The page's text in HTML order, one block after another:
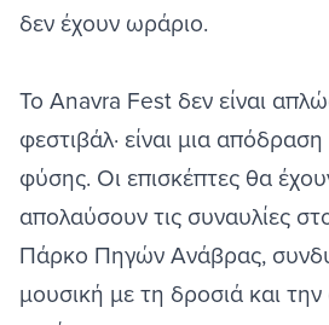
δεν έχουν ωράριο.
Το Anavra Fest δεν είναι
φεστιβάλ· είναι μια
φύσης. Οι επισκέπτες θα
απολαύσουν τις συναυλίες
Πάρκο Πηγών Ανάβρας,
μουσική με τη δροσιά και